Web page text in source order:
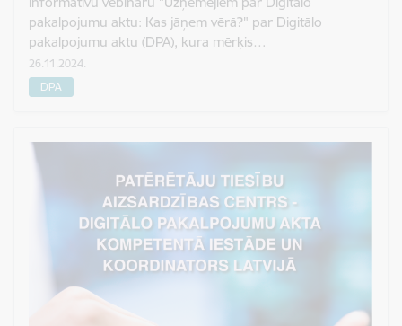
pakalpojumu aktu: Kas jāņem vērā?" par Digitālo
pakalpojumu aktu (DPA), kura mērķis…
26.11.2024.
DPA